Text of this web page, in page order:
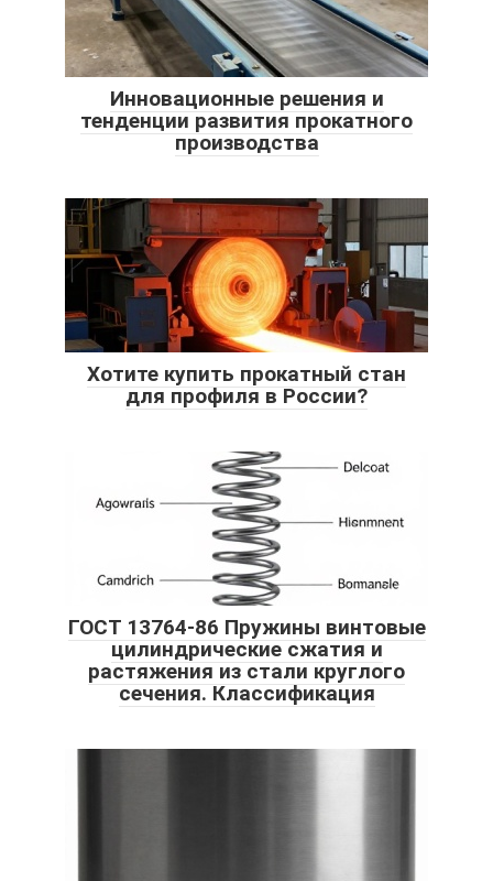
Инновационные решения и
тенденции развития прокатного
производства
Хотите купить прокатный стан
для профиля в России?
ГОСТ 13764-86 Пружины винтовые
цилиндрические сжатия и
растяжения из стали круглого
сечения. Классификация